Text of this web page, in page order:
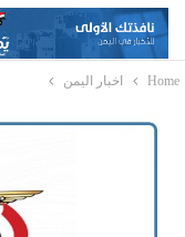
Home اخبار اليمن